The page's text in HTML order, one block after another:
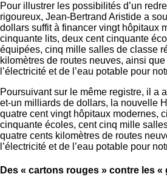
Pour illustrer les possibilités d’un
rigoureux, Jean-Bertrand Aristide a
dollars suffit à financer vingt hôpitaux
cinquante lits, deux cent cinquante
équipées, cinq mille salles de classe
kilomètres de routes neuves, ainsi
l’électricité et de l’eau potable pour
Poursuivant sur le même registre, il a
et-un milliards de dollars, la nouvelle
quatre cent vingt hôpitaux modernes,
cinquante écoles, cent cinq mille
quatre cents kilomètres de routes
l’électricité et de l’eau potable pour
Des « cartons rouges » contre les «